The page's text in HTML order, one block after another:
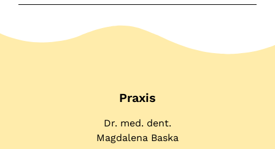
Praxis
Dr. med. dent.
Magdalena Baska